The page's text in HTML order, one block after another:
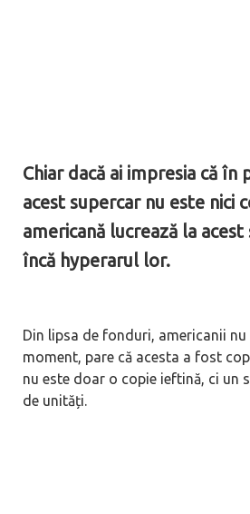
Chiar dacă ai impresia că în
acest supercar nu este nici
americană lucrează la
încă hyperarul lor.
Din lipsa de fonduri, americanii
moment, pare că acesta a fost
nu este doar o copie ieftină, ci un
de unități.